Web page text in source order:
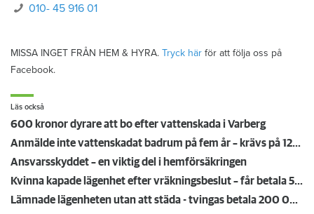
010- 45 916 01
MISSA INGET FRÅN HEM & HYRA. Tryck här för att följa oss på
Facebook.
Läs också
600 kronor dyrare att bo efter vattenskada i Varberg
Anmälde inte vattenskadat badrum på fem år – krävs på 125 000 kronor
Ansvarsskyddet – en viktig del i hemförsäkringen
Kvinna kapade lägenhet efter vräkningsbeslut – får betala 50 000
Lämnade lägenheten utan att städa - tvingas betala 200 000 kronor